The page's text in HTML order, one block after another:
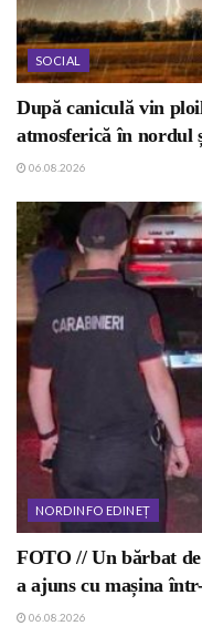
SOCIAL
După caniculă vin
atmosferică în nordul
06.08.2026
NORDINFO EDINEȚ
FOTO // Un bărbat
a ajuns cu mașina
06.08.2026